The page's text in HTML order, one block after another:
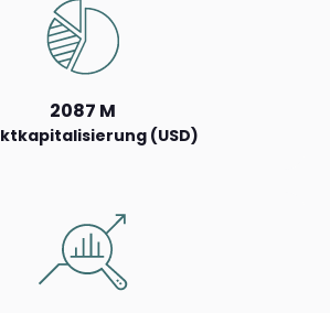
2087 M
(USD)